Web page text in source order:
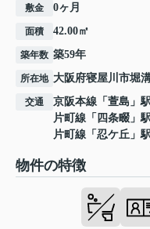
敷金 0ヶ月
面積 42.00㎡
築年数 築59年
所在地 大阪府寝屋川市堀
交通 京阪本線 「 萱島 」
片町線 「 四条畷 」
片町線 「 忍ケ丘 」
物件の特徴